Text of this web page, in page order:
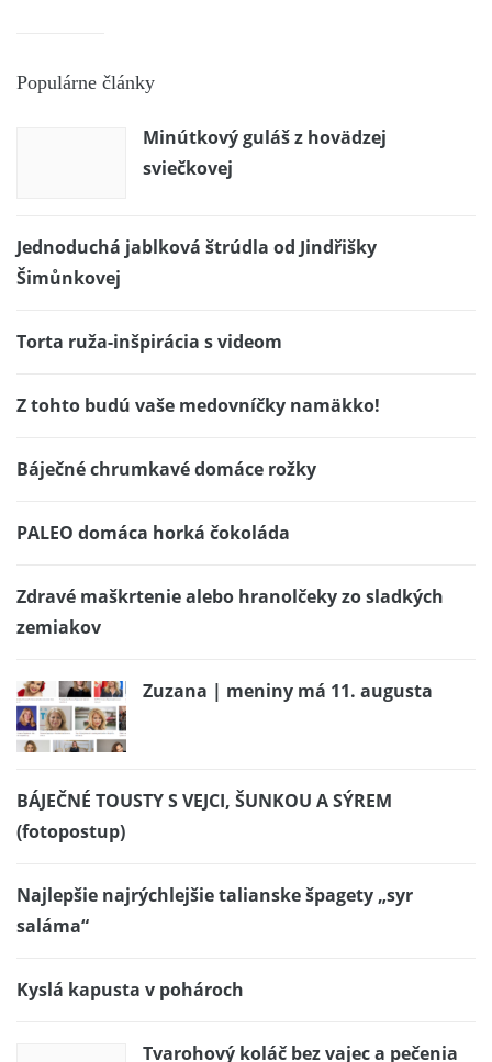
Populárne články
Minútkový guláš z hovädzej
sviečkovej
Jednoduchá jablková štrúdla od Jindřišky
Šimůnkovej
Torta ruža-inšpirácia s videom
Z tohto budú vaše medovníčky namäkko!
Báječné chrumkavé domáce rožky
PALEO domáca horká čokoláda
Zdravé maškrtenie alebo hranolčeky zo sladkých
zemiakov
Zuzana | meniny má 11. augusta
BÁJEČNÉ TOUSTY S VEJCI, ŠUNKOU A SÝREM
(fotopostup)
Najlepšie najrýchlejšie talianske špagety „syr
saláma“
Kyslá kapusta v pohároch
Tvarohový koláč bez vajec a pečenia